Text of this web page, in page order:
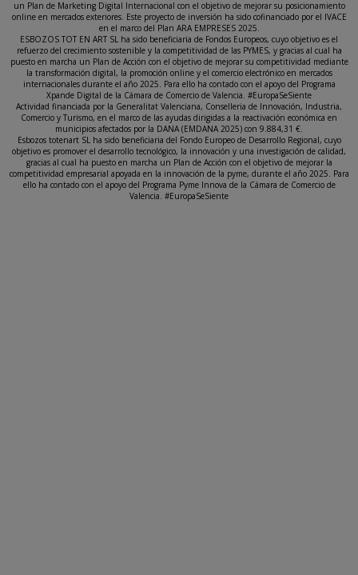
un Plan de Marketing Digital Internacional con el objetivo de mejorar su posicionamiento
online en mercados exteriores. Este proyecto de inversión ha sido cofinanciado por el IVACE
en el marco del Plan ARA EMPRESES 2025.
ESBOZOS TOT EN ART SL ha sido beneficiaria de Fondos Europeos, cuyo objetivo es el
refuerzo del crecimiento sostenible y la competitividad de las PYMES, y gracias al cual ha
puesto en marcha un Plan de Acción con el objetivo de mejorar su competitividad mediante
la transformación digital, la promoción online y el comercio electrónico en mercados
internacionales durante el año 2025. Para ello ha contado con el apoyo del Programa
Xpande Digital de la Cámara de Comercio de Valencia. #EuropaSeSiente
Actividad financiada por la Generalitat Valenciana, Conselleria de Innovación, Industria,
Comercio y Turismo, en el marco de las ayudas dirigidas a la reactivación económica en
municipios afectados por la DANA (EMDANA 2025) con 9.884,31 €.
Esbozos totenart SL ha sido beneficiaria del Fondo Europeo de Desarrollo Regional, cuyo
objetivo es promover el desarrollo tecnológico, la innovación y una investigación de calidad,
gracias al cual ha puesto en marcha un Plan de Acción con el objetivo de mejorar la
competitividad empresarial apoyada en la innovación de la pyme, durante el año 2025. Para
ello ha contado con el apoyo del Programa Pyme Innova de la Cámara de Comercio de
Valencia. #EuropaSeSiente